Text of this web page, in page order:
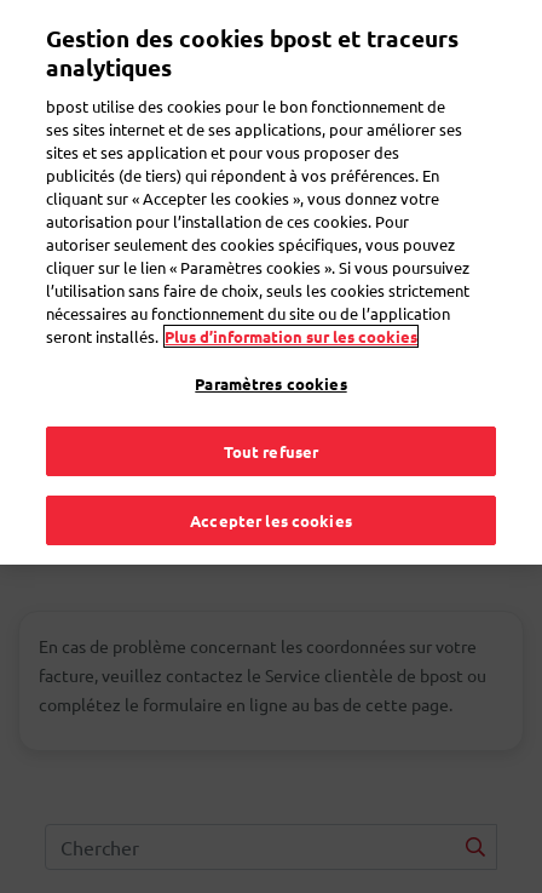
contenu
Toggle navigation
Il y a un problème
Les coordonnées de
ma machine ne sont
pas correctement
indiquées sur ma
facture. Que faire ?
En cas de problème concernant les coordonnées sur votre
facture, veuillez contactez le Service clientèle de bpost ou
complétez le formulaire en ligne au bas de cette page.
Gestion des cookies bpost et traceurs
analytiques
bpost utilise des cookies pour le bon fonctionnement de
ses sites internet et de ses applications, pour améliorer ses
sites et ses application et pour vous proposer des
publicités (de tiers) qui répondent à vos préférences. En
cliquant sur « Accepter les cookies », vous donnez votre
autorisation pour l’installation de ces cookies. Pour
autoriser seulement des cookies spécifiques, vous pouvez
cliquer sur le lien « Paramètres cookies ». Si vous poursuivez
l’utilisation sans faire de choix, seuls les cookies strictement
nécessaires au fonctionnement du site ou de l’application
seront installés. Plus d’information sur les cookies
Paramètres cookies
Tout refuser
Accepter les cookies